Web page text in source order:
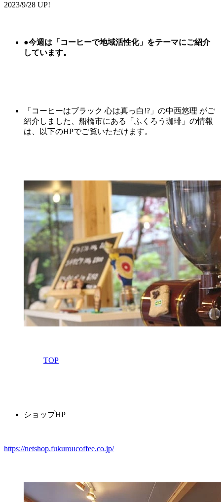
2023/9/28 UP!
●今週は「 コーヒーで地域活性化」をテーマにご紹介
しています。
「コーヒーはブラック 心は真っ白!?」の中西悠理 がご
紹介しました、船橋市にある「ふくろう珈琲」の情報
は、以下のHPでご覧いただけます。
TOP
ショップHP
https://netshop.fukuroucoffee.co.jp/